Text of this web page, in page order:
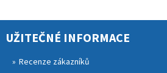
UŽITEČNÉ INFORMACE
Recenze zákazníků